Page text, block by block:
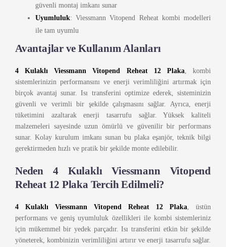
güvenli montaj imkanı sunar
Uyumluluk: Viessmann Vitopend Reheat kombi modelleri
ile tam uyumlu
Avantajlar ve Kullanım Alanları
4 Kulaklı Viessmann Vitopend Reheat 12 Plaka, kombi
sistemlerinizin performansını ve enerji verimliliğini artırmak için
birçok avantaj sunar. Isı transferini optimize ederek, sisteminizin
güvenli ve verimli bir şekilde çalışmasını sağlar. Ayrıca, enerji
tüketimini azaltarak enerji tasarrufu sağlar. Yüksek kaliteli
malzemeleri sayesinde uzun ömürlü ve güvenilir bir performans
sunar. Kolay kurulum imkanı sunan bu plaka eşanjör, teknik bilgi
gerektirmeden hızlı ve pratik bir şekilde monte edilebilir.
Neden 4 Kulaklı Viessmann Vitopend
Reheat 12 Plaka Tercih Edilmeli?
4 Kulaklı Viessmann Vitopend Reheat 12 Plaka, üstün
performans ve geniş uyumluluk özellikleri ile kombi sistemleriniz
için mükemmel bir yedek parçadır. Isı transferini etkin bir şekilde
yöneterek, kombinizin verimliliğini artırır ve enerji tasarrufu sağlar.